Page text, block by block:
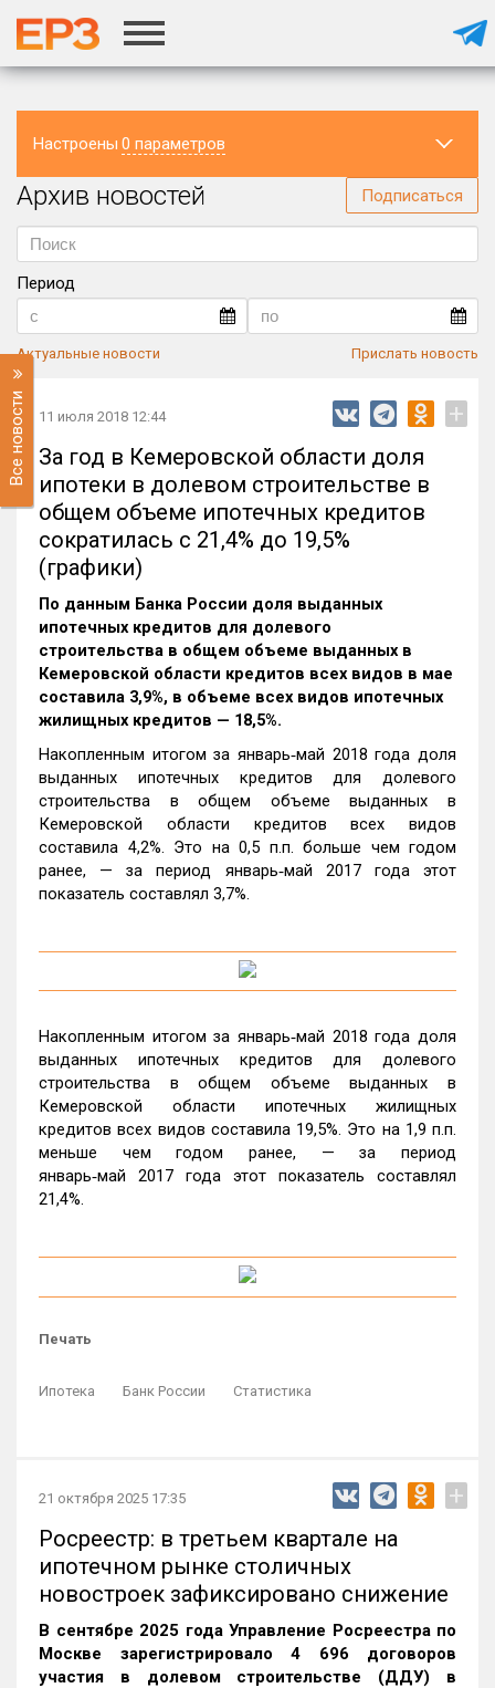
Настроены 0 параметров
Регион
Архив новостей Подписаться
Период
Актуальные новости Прислать новость
Все новости 11 июля 2018 12:44 +
За год в Кемеровской области доля
ипотеки в долевом строительстве в
общем объеме ипотечных кредитов
сократилась с 21,4% до 19,5%
(графики)
По данным Банка России доля выданных
ипотечных кредитов для долевого
строительства в общем объеме выданных в
Кемеровской области кредитов всех видов в мае
составила 3,9%, в объеме всех видов ипотечных
жилищных кредитов — 18,5%.
Накопленным итогом за январь‑май 2018 года доля
выданных ипотечных кредитов для долевого
строительства в общем объеме выданных в
Кемеровской области кредитов всех видов
составила 4,2%. Это на 0,5 п.п. больше чем годом
ранее, — за период январь‑май 2017 года этот
показатель составлял 3,7%.
Накопленным итогом за январь‑май 2018 года доля
выданных ипотечных кредитов для долевого
строительства в общем объеме выданных в
Кемеровской области ипотечных жилищных
кредитов всех видов составила 19,5%. Это на 1,9 п.п.
меньше чем годом ранее, — за период
январь‑май 2017 года этот показатель составлял
21,4%.
Печать
Ипотека Банк России Статистика
21 октября 2025 17:35 +
Росреестр: в третьем квартале на
ипотечном рынке столичных
новостроек зафиксировано снижение
В сентябре 2025 года Управление Росреестра по
Москве зарегистрировало 4 696 договоров
участия в долевом строительстве (ДДУ) в